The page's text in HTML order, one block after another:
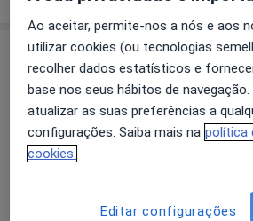
Consultório
Dr. Pedro Rodrigues -
psicoterapeuta
Avenida 5 de Outubro, nº151
Ampliar o mapa
abre
Ao aceitar, permite-nos a nós e aos
utilizar cookies (ou tecnologias
recolher dados estatísticos e
base nos seus hábitos de navegação.
atualizar as suas preferências a
configurações. Saiba mais na política
cookies.
Editar configurações